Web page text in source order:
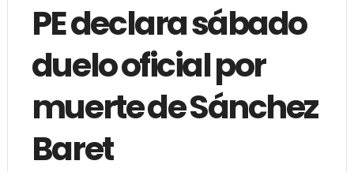
PE declara sábado
duelo oficial por
muerte de Sánchez
Baret